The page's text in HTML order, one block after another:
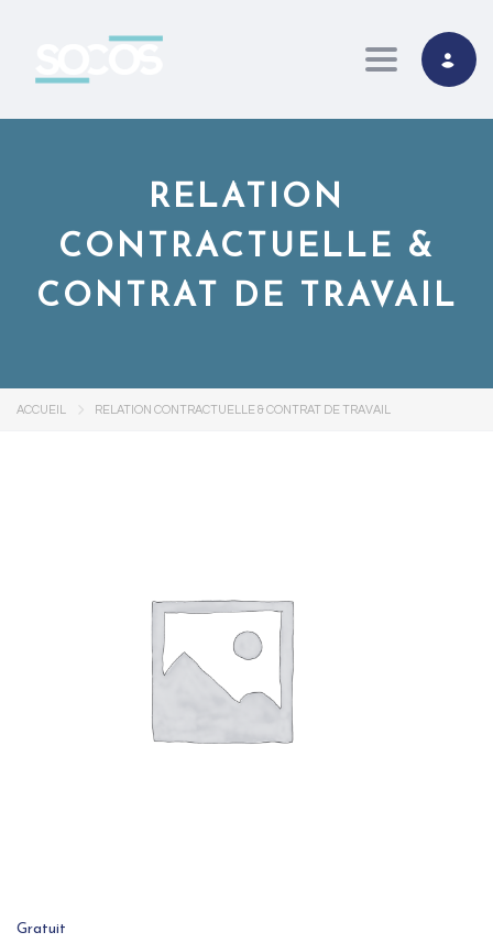
Toggle
RELATION
CONTRACTUELLE &
CONTRAT DE TRAVAIL
ACCUEIL RELATION CONTRACTUELLE & CONTRAT DE TRAVAIL
Gratuit